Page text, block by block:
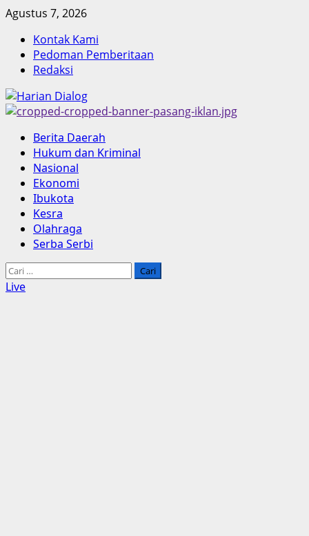
Skip
content
Agustus 7, 2026
Kontak Kami
Pedoman Pemberitaan
Redaksi
Primary
Menu
Berita Daerah
Hukum dan Kriminal
Nasional
Ekonomi
Ibukota
Kesra
Olahraga
Serba Serbi
Cari
untuk:
Live